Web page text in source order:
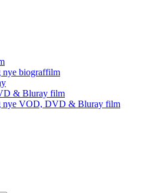
nye biograffilm
& Bluray film
nye VOD, DVD & Bluray film